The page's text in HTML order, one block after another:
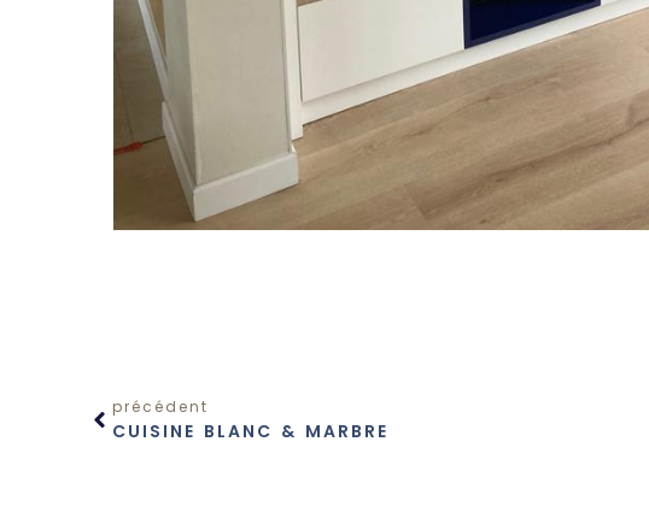
précédent
CUISINE BLANC & MARBRE